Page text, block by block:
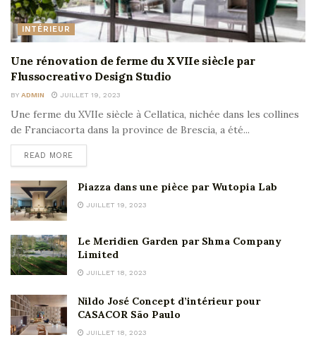
INTÉRIEUR
Une rénovation de ferme du XVIIe siècle par
Flussocreativo Design Studio
BY ADMIN JUILLET 19, 2023
Une ferme du XVIIe siècle à Cellatica, nichée dans les collines
de Franciacorta dans la province de Brescia, a été...
READ MORE
Piazza dans une pièce par Wutopia Lab
JUILLET 19, 2023
Le Meridien Garden par Shma Company
Limited
JUILLET 18, 2023
Nildo José Concept d’intérieur pour
CASACOR São Paulo
JUILLET 18, 2023